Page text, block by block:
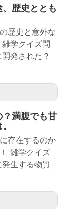
歴史ととも
歴史と意外な
学クイズ問
発された？
満腹でも甘
存在するのか
雑学クイズ
生する物質